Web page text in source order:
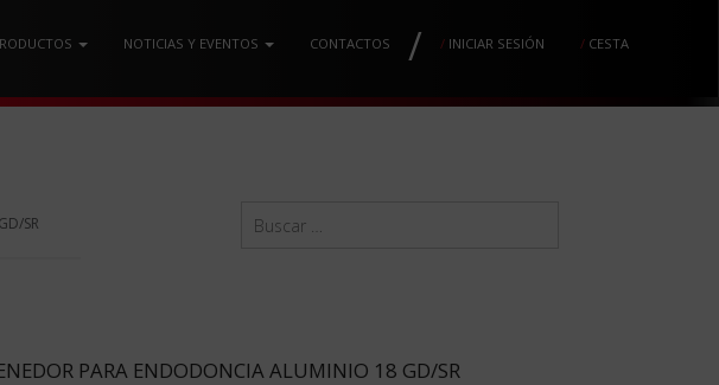
NOTICIAS Y EVENTOS CONTACTOS / / INICIAR SESIÓN / CESTA
SR
PARA ENDODONCIA ALUMINIO 18 GD/SR